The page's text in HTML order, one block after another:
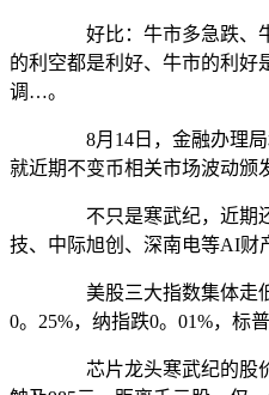
好比：牛市多急跌、
的利空都是利好、牛市的利好
调…。
8月14日，金融办理局
就近期不变币相关市场波动颁
不只是寒武纪，近期
技、中际旭创、深南电等AI财
美股三大指数集体走低
0。25%，纳指跌0。01%，标
芯片龙头寒武纪的股价